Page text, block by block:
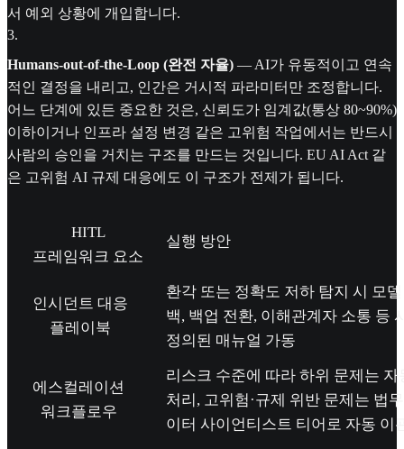
서 예외 상황에 개입합니다.
3.
Humans-out-of-the-Loop (완전 자율) — AI가 유동적이고 연속
적인 결정을 내리고, 인간은 거시적 파라미터만 조정합니다.
어느 단계에 있든 중요한 것은, 신뢰도가 임계값(통상 80~90%)
이하이거나 인프라 설정 변경 같은 고위험 작업에서는 반드시
사람의 승인을 거치는 구조를 만드는 것입니다. EU AI Act 같
은 고위험 AI 규제 대응에도 이 구조가 전제가 됩니다.
HITL
프레임워크 요소
실행 방안
인시던트 대응
플레이북
환각 또는 정확도 저하 탐지 시 모
백, 백업 전환, 이해관계자 소통 등
정의된 매뉴얼 가동
에스컬레이션
워크플로우
리스크 수준에 따라 하위 문제는 자
처리, 고위험·규제 위반 문제는 법
이터 사이언티스트 티어로 자동 이